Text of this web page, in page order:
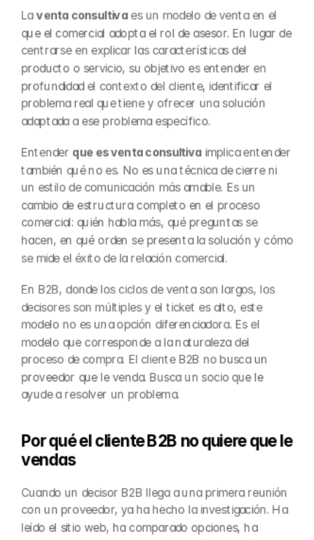
La venta consultiva es un modelo de venta en el
que el comercial adopta el rol de asesor. En lugar de
centrarse en explicar las características del
producto o servicio, su objetivo es entender en
profundidad el contexto del cliente, identificar el
problema real que tiene y ofrecer una solución
adaptada a ese problema específico.
Entender que es venta consultiva implica entender
también qué no es. No es una técnica de cierre ni
un estilo de comunicación más amable. Es un
cambio de estructura completo en el proceso
comercial: quién habla más, qué preguntas se
hacen, en qué orden se presenta la solución y cómo
se mide el éxito de la relación comercial.
En B2B, donde los ciclos de venta son largos, los
decisores son múltiples y el ticket es alto, este
modelo no es una opción diferenciadora. Es el
modelo que corresponde a la naturaleza del
proceso de compra. El cliente B2B no busca un
proveedor que le venda. Busca un socio que le
ayude a resolver un problema.
Por qué el cliente B2B no quiere que le
vendas
Cuando un decisor B2B llega a una primera reunión
con un proveedor, ya ha hecho la investigación. Ha
leído el sitio web, ha comparado opciones, ha